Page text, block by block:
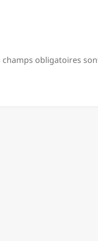
champs obligatoires